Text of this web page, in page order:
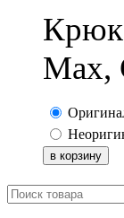
Крюк
Max,